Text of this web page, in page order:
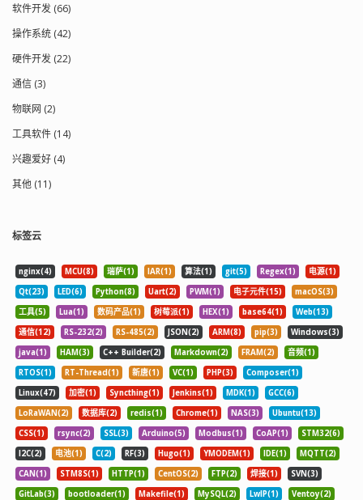
采样位数，存储每个采样值所用的二进
制数位数。常见的位数有 4、8、12、
16、24、32 } wav_fmt_t; typedef struct
WavData { char id[4]; //"data" uint32_t
块结束的字节数 } wav_data_t; typedef
struct WavHeader { wav_riff_t riff;
wav_header_t; 常见的压缩编码格式：
格式代码 格式名称 fmt 块长度 fact 块
1(0x0001) PCM/非压缩格式 16 2(0x0002
Microsoft ADPCM 18 √ 3(0x0003) IEEE
49(0x0031) GSM 6.10 20 √ 64(0x0040)
ITU G.721 ADPCM √ 65,534(0xFFFE) 见子
用非 PCM 编码时，使用的是扩展格式
块，它是在基本格式块 fmt 之后扩充了
一个的数据结构。该结构的前两字节为
长度字段，指出后面区域的长度。紧接
其后的区域称之为扩展区，含有扩充的
格式信息，其长度取决于压缩编码类
型。当某种编码格式（如 ITU G.711 a-
law）使扩展区的长度为 0 时，长度字段
还必须保留，只是长度字段的数值为 0。
因此，扩展格式块长度的最小值为基本
格式块的长度 16 加 ...
软件开发 (66)
操作系统 (42)
硬件开发 (22)
通信 (3)
物联网 (2)
工具软件 (14)
兴趣爱好 (4)
其他 (11)
标签云
nginx(4) MCU(8) 瑞萨(1) IAR(1) 算法(1) git(5) Regex(1)
电源(1)
Qt(23)
LED(6) Python(8) Uart(2) PWM(1) 电子元件(15)
macOS(3)
工具(5)
Lua(1) 数码产品(1) 树莓派(1) HEX(1) base64(1)
Web(13)
通信(12)
RS-232(2) RS-485(2) JSON(2) ARM(8) pip(3)
Windows(3)
java(1)
HAM(3) C++ Builder(2) Markdown(2) FRAM(2)
音频(1)
RTOS(1)
RT-Thread(1) 新唐(1) VC(1) PHP(3)
Composer(1)
Linux(47)
加密(1) Syncthing(1) Jenkins(1) MDK(1)
GCC(6)
LoRaWAN(2)
数据库(2) redis(1) Chrome(1) NAS(3)
Ubuntu(13)
CSS(1)
rsync(2) SSL(3) Arduino(5) Modbus(1) CoAP(1)
STM32(6)
I2C(2)
电池(1) C(2) RF(3) Hugo(1) YMODEM(1) IDE(1)
MQTT(2)
CAN(1)
STM8S(1) HTTP(1) CentOS(2) FTP(2) 焊接(1)
SVN(3)
GitLab(3)
bootloader(1) Makefile(1) MySQL(2) LwIP(1)
Ventoy(2)